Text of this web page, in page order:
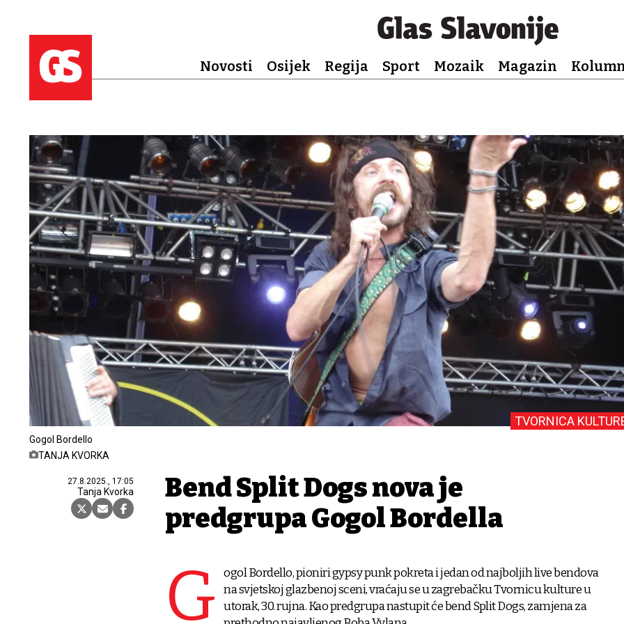
Novosti Osijek Regija Sport Mozaik Magazin
Gogol Bordello
TANJA KVORKA
27.8.2025., 17:05
Tanja Kvorka
TVORNICA
Bend Split Dogs nova je
predgrupa Gogol Bordella
G
ogol Bordello, pioniri gypsy punk pokreta i jedan od najboljih live bendova
na svjetskoj glazbenoj sceni, vraćaju se u zagrebačku Tvornicu kulture u
utorak, 30. rujna. Kao predgrupa nastupit će bend Split Dogs, zamjena za